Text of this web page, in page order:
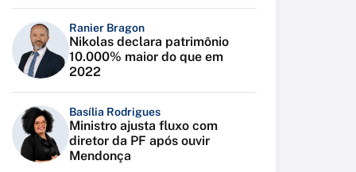
Ranier Bragon
Nikolas declara patrimônio
10.000% maior do que em
2022
Basília Rodrigues
Ministro ajusta fluxo com
diretor da PF após ouvir
Mendonça